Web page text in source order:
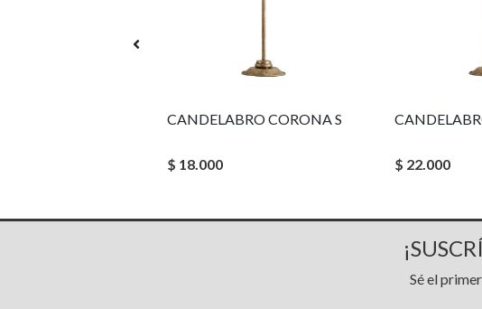
CANDELABRO CORONA S
$ 18.000 $ 22.000
Sé el